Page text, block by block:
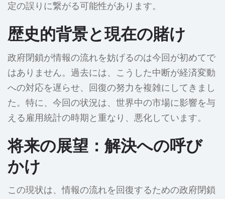
定の誤りに繋がる可能性があります。
歴史的背景と現在の賭け
政府閉鎖が情報の流れを妨げるのは今回が初めてで
はありません。過去には、こうした中断が経済変動
への対応を遅らせ、回復の努力を複雑にしてきまし
た。特に、今回の状況は、世界中の市場に影響を与
える雇用統計の時期と重なり、悪化しています。
将来の展望：解決への呼び
かけ
この現状は、情報の流れを回復するための政府閉鎖